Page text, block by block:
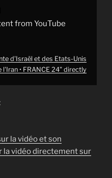
from YouTube
d'Israël et des Etats-Unis
l'Iran • FRANCE 24" directly
la vidéo et son
la vidéo directement sur